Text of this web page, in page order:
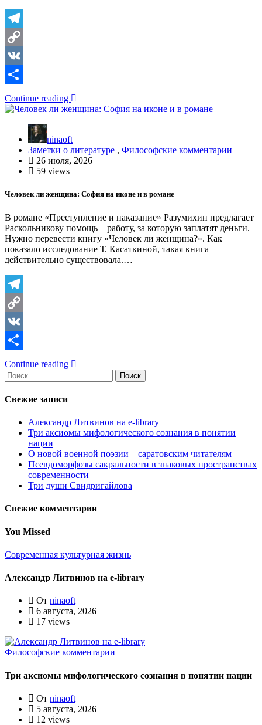
Telegram
Copy
Link
VK
Отправить
Continue reading
ninaoft
Заметки о литературе , Философские комментарии
26 июля, 2026
59 views
Человек ли женщина: София на иконе и в романе
В романе «Преступление и наказание» Разумихин предлагает
Раскольникову помощь – работу, за которую заплатят деньги.
Нужно перевести книгу «Человек ли женщина?». Как
показало исследование Т. Касаткиной, такая книга
действительно существовала.…
Telegram
Copy
Link
VK
Отправить
Continue reading
Найти:
Свежие записи
Александр Литвинов на e-library
Три аксиомы мифологического сознания в понятии
нации
О новой военной поэзии – саратовским читателям
Псевдоморфозы сакральности в знаковых пространствах
современности
Три души Свидригайлова
Свежие комментарии
You Missed
Современная культурная жизнь
Александр Литвинов на e-library
От ninaoft
6 августа, 2026
17 views
Философские комментарии
Три аксиомы мифологического сознания в понятии нации
От ninaoft
5 августа, 2026
12 views